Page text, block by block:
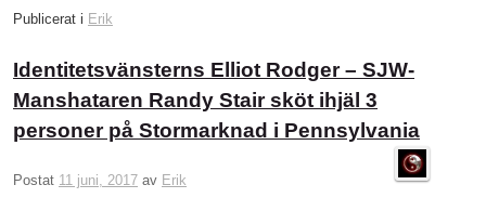
Publicerat i Erik
Identitetsvänsterns Elliot Rodger – SJW-
Manshataren Randy Stair sköt ihjäl 3
personer på Stormarknad i Pennsylvania
Postat 11 juni, 2017 av Erik